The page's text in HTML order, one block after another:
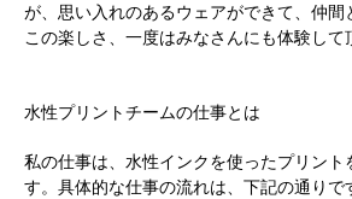
が、思い入れのあるウェアができて、仲間
この楽しさ、一度はみなさんにも体験して
水性プリントチームの仕事とは
私の仕事は、水性インクを使ったプリント
す。具体的な仕事の流れは、下記の通りで